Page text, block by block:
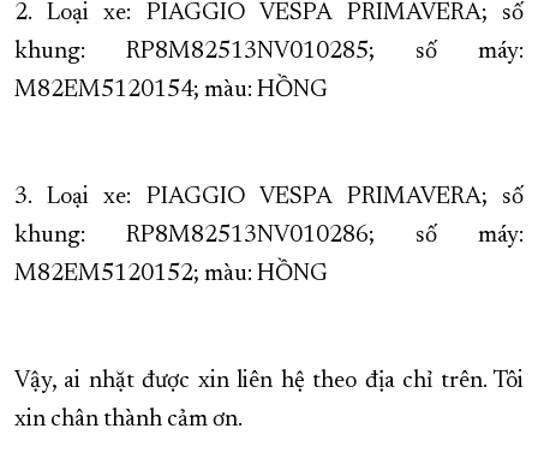
2. Loại xe: PIAGGIO VESPA PRIMAVERA; số
khung: RP8M82513NV010285; số máy:
M82EM5120154; màu: HỒNG
3. Loại xe: PIAGGIO VESPA PRIMAVERA; số
khung: RP8M82513NV010286; số máy:
M82EM5120152; màu: HỒNG
Vậy, ai nhặt được xin liên hệ theo địa chỉ trên. Tôi
xin chân thành cảm ơn.